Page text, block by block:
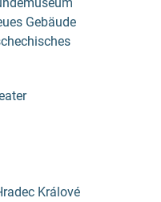
Gebäude
Králové